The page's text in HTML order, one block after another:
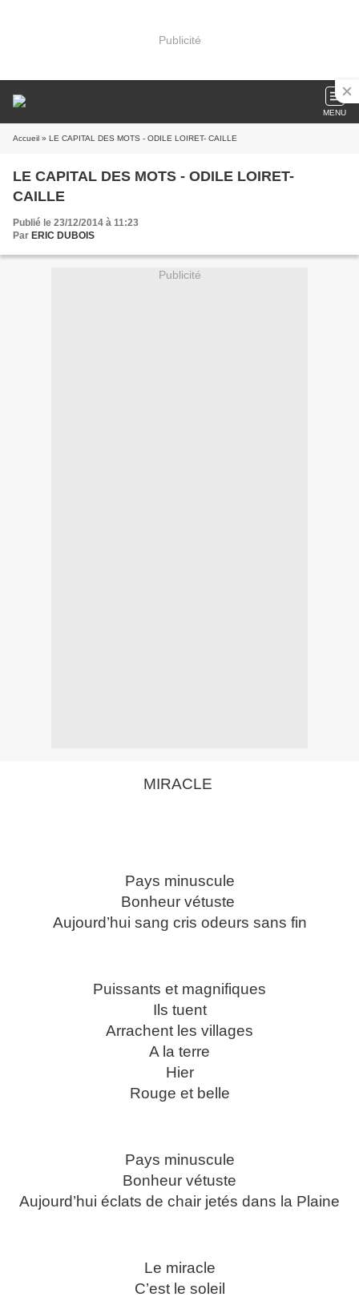
Publicité
MENU
Accueil » LE CAPITAL DES MOTS - ODILE LOIRET- CAILLE
LE CAPITAL DES MOTS - ODILE LOIRET-
CAILLE
Publié le 23/12/2014 à 11:23
Par ERIC DUBOIS
Publicité
MIRACLE
Pays minuscule
Bonheur vétuste
Aujourd’hui sang cris odeurs sans fin
Puissants et magnifiques
Ils tuent
Arrachent les villages
A la terre
Hier
Rouge et belle
Pays minuscule
Bonheur vétuste
Aujourd’hui éclats de chair jetés dans la Plaine
Le miracle
C’est le soleil